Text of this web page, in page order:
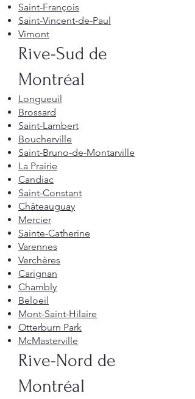
Saint-François
Saint-Vincent-de-Paul
Vimont
Rive-Sud de
Montréal
Longueuil
Brossard
Saint-Lambert
Boucherville
Saint-Bruno-de-Montarville
La Prairie
Candiac
Saint-Constant
Châteauguay
Mercier
Sainte-Catherine
Varennes
Verchères
Carignan
Chambly
Beloeil
Mont-Saint-Hilaire
Otterburn Park
McMasterville
Rive-Nord de
Montréal